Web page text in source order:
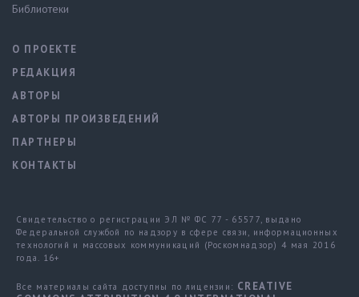
Библиотеки
О ПРОЕКТЕ
РЕДАКЦИЯ
АВТОРЫ
АВТОРЫ ПРОИЗВЕДЕНИЙ
ПАРТНЕРЫ
КОНТАКТЫ
Свидетельство о регистрации ЭЛ № ФС 77 - 65577, выдано
Федеральной службой по надзору в сфере связи, информационных
технологий и массовых коммуникаций (Роскомнадзор) 4 мая 2016
года. 16+
Все материалы сайта доступны по лицензии: CREATIVE